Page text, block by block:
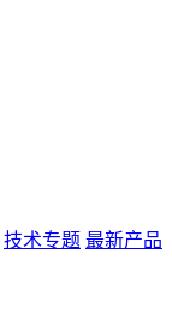
技术专题 最新产品